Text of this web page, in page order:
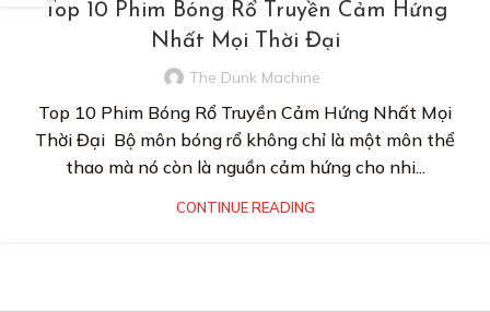
Top 10 Phim Bóng Rổ Truyền Cảm Hứng
Nhất Mọi Thời Đại
The Dunk Machine
Top 10 Phim Bóng Rổ Truyền Cảm Hứng Nhất Mọi
Thời Đại Bộ môn bóng rổ không chỉ là một môn thể
thao mà nó còn là nguồn cảm hứng cho nhi...
CONTINUE READING